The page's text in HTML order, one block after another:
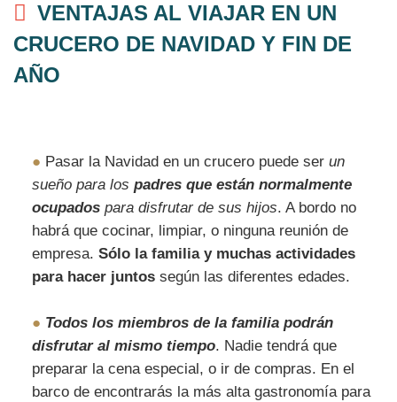
VENTAJAS AL VIAJAR EN UN
CRUCERO DE NAVIDAD Y FIN DE
AÑO
● Pasar la Navidad en un crucero puede ser un
sueño para los padres que están normalmente
ocupadospara disfrutar de sus hijos. A bordo no
habrá que cocinar, limpiar, o ninguna reunión de
empresa. Sólo la familia y muchas actividades
para hacer juntos según las diferentes edades.
● Todos los miembros de la familia podrán
disfrutar al mismo tiempo. Nadie tendrá que
preparar la cena especial, o ir de compras. En el
barco de encontrarás la más alta gastronomía para